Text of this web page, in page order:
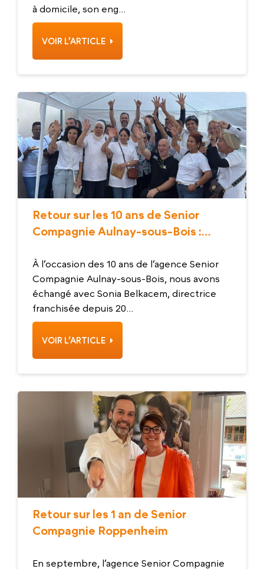
à domicile, son eng...
VOIR L’ARTICLE
Retour sur les 10 ans de Senior
Compagnie Aulnay-sous-Bois :
directrice franchisée
À l’occasion des 10 ans de l’agence Senior
Compagnie Aulnay-sous-Bois, nous avons
échangé avec Sonia Belkacem, directrice
franchisée depuis 20...
VOIR L’ARTICLE
Retour sur les 1 an de Senior
Compagnie Roppenheim
En septembre, l’agence Senior Compagnie